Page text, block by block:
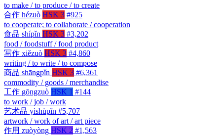
to make / to produce / to create
合作 hézuò HSK 3 #925
to cooperate; to collaborate / cooperation
食品 shípǐn HSK 3 #3,202
food / foodstuff / food product
写作 xiězuò HSK 3 #4,860
writing / to write / to compose
商品 shāngpǐn HSK 3 #6,361
commodity / goods / merchandise
工作 gōngzuò HSK 1 #144
to work / job / work
艺术品 yìshùpǐn #5,707
artwork / work of art / art piece
作用 zuòyòng HSK 2 #1,563